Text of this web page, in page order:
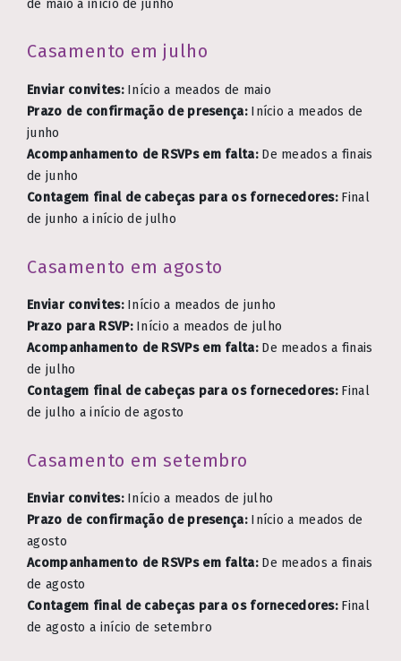
de maio a início de junho
Casamento em julho
Enviar convites:Início a meados de maio
Prazo de confirmação de presença:Início a meados de
junho
Acompanhamento de RSVPs em falta:De meados a finais
de junho
Contagem final de cabeças para os fornecedores:Final
de junho a início de julho
Casamento em agosto
Enviar convites:Início a meados de junho
Prazo para RSVP:Início a meados de julho
Acompanhamento de RSVPs em falta:De meados a finais
de julho
Contagem final de cabeças para os fornecedores:Final
de julho a início de agosto
Casamento em setembro
Enviar convites:Início a meados de julho
Prazo de confirmação de presença:Início a meados de
agosto
Acompanhamento de RSVPs em falta:De meados a finais
de agosto
Contagem final de cabeças para os fornecedores:Final
de agosto a início de setembro